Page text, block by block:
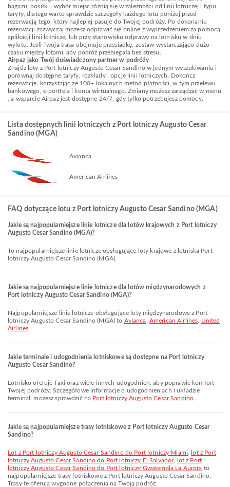
bagażu, posiłki i wybór miejsc różnią się w zależności od linii lotniczej i typu
taryfy, dlatego warto sprawdzić szczegóły każdego lotu poniżej przed
rezerwacją tego, który najlepiej pasuje do Twojej podróży. Po dokonaniu
rezerwacji zazwyczaj możesz odprawić się online z wyprzedzeniem za pomocą
aplikacji linii lotniczej lub przy stanowisku odprawy na lotnisku w dniu
wylotu. Jeśli Twoja trasa obejmuje przesiadkę, zostaw wystarczająco dużo
czasu między lotami, aby podróż przebiegała bez stresu.
Airpaz jako Twój doświadczony partner w podróży
Znajdź loty z Port lotniczy Augusto Cesar Sandino w jednym wyszukiwaniu i
porównaj dostępne taryfy, rozkłady i opcje linii lotniczych. Dokończ
rezerwację, korzystając ze 100+ lokalnych metod płatności, w tym przelewu
bankowego, e-portfela i konta wirtualnego. Zmiany możesz zarządzać w menu
, a wsparcie Airpaz jest dostępne 24/7, gdy tylko potrzebujesz pomocy.
Lista dostępnych linii lotniczych z Port lotniczy Augusto Cesar
Sandino (MGA)
Avianca
American Airlines
FAQ dotyczące lotu z Port lotniczy Augusto Cesar Sandino (MGA)
Jakie są najpopularniejsze linie lotnicze dla lotów krajowych z Port lotniczy
Augusto Cesar Sandino (MGA)?
to najpopularniejsze linie lotnicze obsługujące loty krajowe z lotniska Port
lotniczy Augusto Cesar Sandino (MGA).
Jakie są najpopularniejsze linie lotnicze dla lotów międzynarodowych z
Port lotniczy Augusto Cesar Sandino (MGA)?
Najpopularniejsze linie lotnicze obsługujące loty międzynarodowe z Port
lotniczy Augusto Cesar Sandino (MGA) to Avianca American Airlines
United
Airlines
Jakie terminale i udogodnienia lotniskowe są dostępne na Port lotniczy
Augusto Cesar Sandino?
Lotnisko oferuje Taxi oraz wiele innych udogodnień, aby poprawić komfort
Twojej podróży. Szczegółowe informacje o udogodnieniach i układzie
terminali możesz sprawdzić na Port lotniczy Augusto Cesar Sandino
Jakie są najpopularniejsze trasy lotniskowe z Port lotniczy Augusto Cesar
Sandino?
lot z Port lotniczy Augusto Cesar Sandino do Port lotniczy Miami
lot z Port
lotniczy Augusto Cesar Sandino do Port lotniczy El Salvador,
lot z Port
lotniczy Augusto Cesar Sandino do Port lotniczy Gwatemala La Aurora to
najpopularniejsze trasy lotniskowe z Port lotniczy Augusto Cesar Sandino.
Trasy te oferują wygodne połączenia na Twoją podróż.